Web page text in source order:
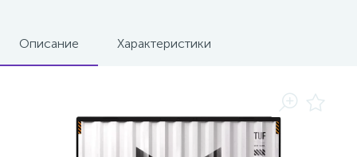
Описание Характеристики